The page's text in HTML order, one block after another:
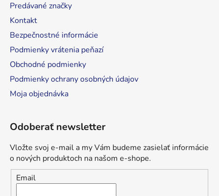
Predávané značky
Kontakt
Bezpečnostné informácie
Podmienky vrátenia peňazí
Obchodné podmienky
Podmienky ochrany osobných údajov
Moja objednávka
Odoberať newsletter
Vložte svoj e-mail a my Vám budeme zasielať informácie
o nových produktoch na našom e-shope.
Email